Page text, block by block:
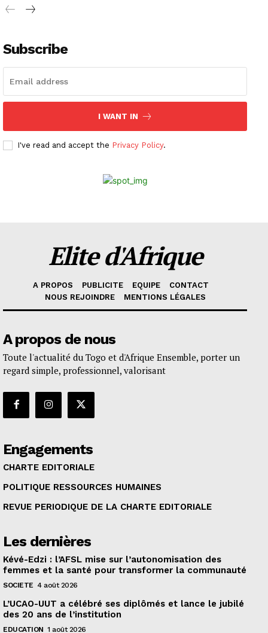
Subscribe
I WANT IN
I've read and accept the Privacy Policy.
Elite d'Afrique
A PROPOS PUBLICITE EQUIPE
CONTACT
NOUS REJOINDRE
MENTIONS LÉGALES
A propos de nous
Toute l'actualité du Togo et d'Afrique Ensemble, porter un
regard simple, professionnel, valorisant
Engagements
CHARTE EDITORIALE
POLITIQUE RESSOURCES HUMAINES
REVUE PERIODIQUE DE LA CHARTE EDITORIALE
Les dernières
Kévé-Edzi : l’AFSL mise sur l’autonomisation des
femmes et la santé pour transformer la communauté
SOCIETE 4 août 2026
L’UCAO-UUT a célébré ses diplômés et lance le jubilé
des 20 ans de l’institution
EDUCATION 1 août 2026